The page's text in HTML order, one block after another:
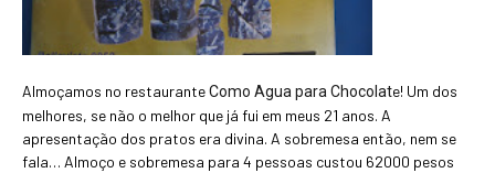
Almoçamos no restauranteComo Agua para Chocolate! Um dos
melhores, se não o melhor que já fui em meus 21 anos. A
apresentação dos pratos era divina. A sobremesa então, nem se
fala… Almoço e sobremesa para 4 pessoas custou 62000 pesos